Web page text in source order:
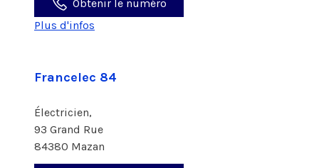
Obtenir le numéro
Plus d'infos
Francelec 84
Électricien,
93 Grand Rue
84380 Mazan